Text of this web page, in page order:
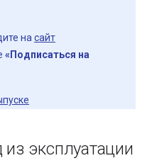
на сайт
«Подписаться на
эксплуатации